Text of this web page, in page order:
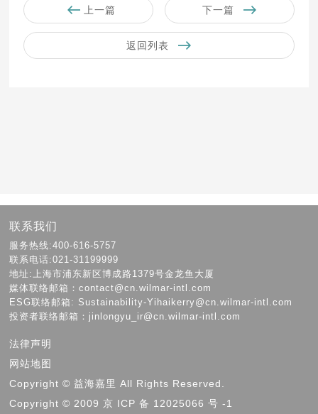
上一篇 下一篇
返回列表
联系我们
服务热线:400-616-5757
联系电话:021-31199999
地址:上海市浦东新区博成路1379号金龙鱼大厦
媒体联络邮箱：contact@cn.wilmar-intl.com
ESG联络邮箱: Sustainability-Yihaikerry@cn.wilmar-intl.com
投资者联络邮箱：jinlongyu_ir@cn.wilmar-intl.com
法律声明
网站地图
Copyright © 益海嘉里 All Rights Reserved.
Copyright © 2009 京 ICP 备 12025066 号 -1